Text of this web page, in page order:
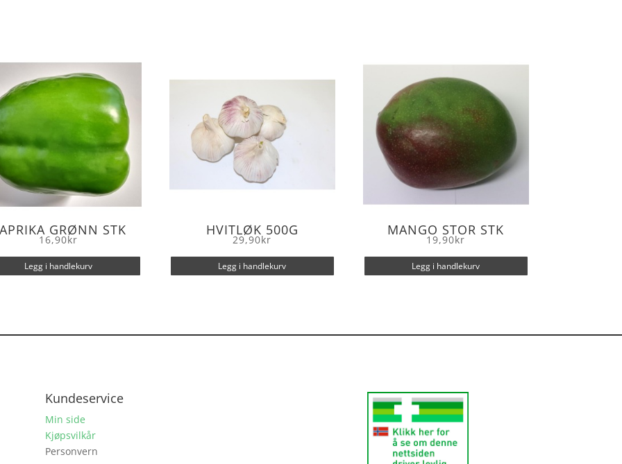
GRØNN STK
16,90kr
Legg i handlekurv
HVITLØK 500G
29,90kr
Legg i handlekurv
MANGO STOR STK
19,90kr
Legg i handlekurv
Kundeservice
Min side
Kjøpsvilkår
Personvern